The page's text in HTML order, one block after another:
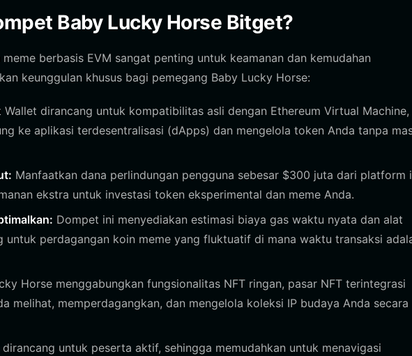
Baby Lucky Horse Bitget?
berbasis EVM sangat penting untuk keamanan dan kemudahan
keunggulan khusus bagi pemegang Baby Lucky Horse:
Wallet dirancang untuk kompatibilitas asli dengan Ethereum Virtual Machine,
ke aplikasi terdesentralisasi (dApps) dan mengelola token Anda tanpa
Manfaatkan dana perlindungan pengguna sebesar $300 juta dari platform
ekstra untuk investasi token eksperimental dan meme Anda.
Dompet ini menyediakan estimasi biaya gas waktu nyata dan alat
untuk perdagangan koin meme yang fluktuatif di mana waktu transaksi
Horse menggabungkan fungsionalitas NFT ringan, pasar NFT terintegrasi
melihat, memperdagangkan, dan mengelola koleksi IP budaya Anda secara
untuk peserta aktif, sehingga memudahkan untuk menavigasi